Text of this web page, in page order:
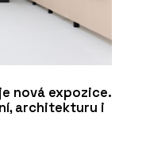
nová expozice.
architekturu i